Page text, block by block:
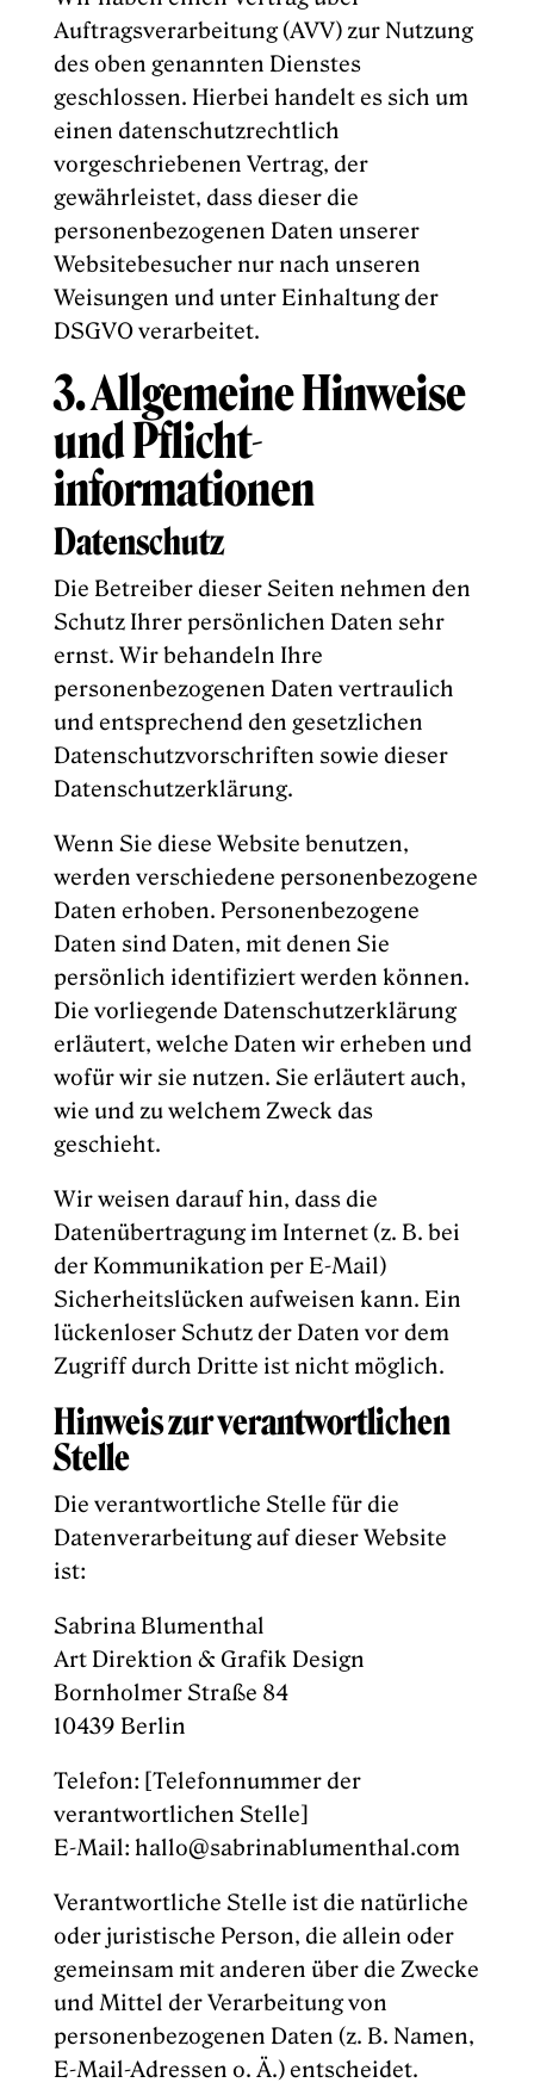
Auftragsverarbeitung (AVV) zur Nutzung
des oben genannten Dienstes
geschlossen. Hierbei handelt es sich um
einen datenschutzrechtlich
vorgeschriebenen Vertrag, der
gewährleistet, dass dieser die
personenbezogenen Daten unserer
Websitebesucher nur nach unseren
Weisungen und unter Einhaltung der
DSGVO verarbeitet.
3. Allgemeine Hinweise
und Pflicht­
informationen
Datenschutz
Die Betreiber dieser Seiten nehmen den
Schutz Ihrer persönlichen Daten sehr
ernst. Wir behandeln Ihre
personenbezogenen Daten vertraulich
und entsprechend den gesetzlichen
Datenschutzvorschriften sowie dieser
Datenschutzerklärung.
Wenn Sie diese Website benutzen,
werden verschiedene personenbezogene
Daten erhoben. Personenbezogene
Daten sind Daten, mit denen Sie
persönlich identifiziert werden können.
Die vorliegende Datenschutzerklärung
erläutert, welche Daten wir erheben und
wofür wir sie nutzen. Sie erläutert auch,
wie und zu welchem Zweck das
geschieht.
Wir weisen darauf hin, dass die
Datenübertragung im Internet (z. B. bei
der Kommunikation per E-Mail)
Sicherheitslücken aufweisen kann. Ein
lückenloser Schutz der Daten vor dem
Zugriff durch Dritte ist nicht möglich.
Hinweis zur verantwortlichen
Stelle
Die verantwortliche Stelle für die
Datenverarbeitung auf dieser Website
ist:
Sabrina Blumenthal
Art Direktion & Grafik Design
Bornholmer Straße 84
10439 Berlin
Telefon: [Telefonnummer der
verantwortlichen Stelle]
E-Mail: hallo@sabrinablumenthal.com
Verantwortliche Stelle ist die natürliche
oder juristische Person, die allein oder
gemeinsam mit anderen über die Zwecke
und Mittel der Verarbeitung von
personenbezogenen Daten (z. B. Namen,
E-Mail-Adressen o. Ä.) entscheidet.